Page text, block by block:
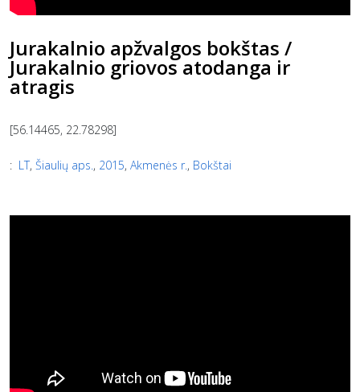
Jurakalnio apžvalgos bokštas /
Jurakalnio griovos atodanga ir
atragis
[56.14465, 22.78298]
: LT, Šiaulių aps., 2015, Akmenės r., Bokštai